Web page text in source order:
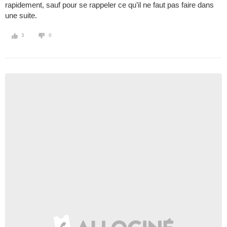
rapidement, sauf pour se rappeler ce qu’il ne faut pas faire dans
une suite.
3 0